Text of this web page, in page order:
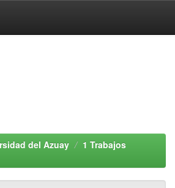
del Azuay
1 Trabajos